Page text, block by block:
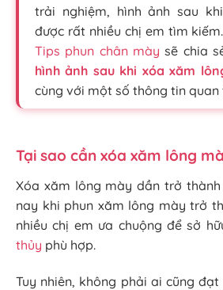
trải nghiệm, hình ảnh sau
được rất nhiều chị em tìm
Tips phun chân mày sẽ chia
hình ảnh sau khi xóa xăm
cùng với một số thông tin quan
Tại sao cần xóa xăm lông
Xóa xăm lông mày dần trở thành
nay khi phun xăm lông mày trở
nhiều chị em ưa chuộng để sở
thủy phù hợp.
Tuy nhiên, không phải ai cũng